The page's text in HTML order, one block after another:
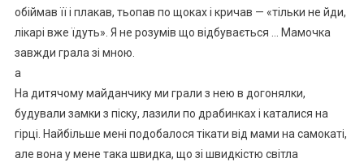
обіймав її і плакав, тьопав по щоках і кричав — «тільки не йди,
лікарі вже їдуть». Я не розумів що відбувається … Мамочка
завжди грала зі мною.
a
На дитячому майданчику ми грали з нею в догонялки,
будували замки з піску, лазили по драбинках і каталися на
гірці. Найбільше мені подобалося тікати від мами на самокаті,
але вона у мене така швидка, що зі швидкістю світла